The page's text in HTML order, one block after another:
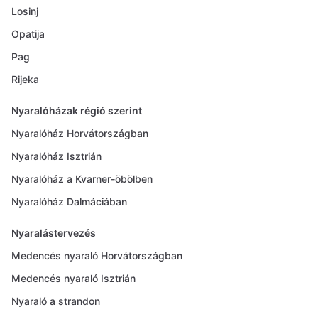
Losinj
Opatija
Pag
Rijeka
Nyaralóházak régió szerint
Nyaralóház Horvátországban
Nyaralóház Isztrián
Nyaralóház a Kvarner-öbölben
Nyaralóház Dalmáciában
Nyaralástervezés
Medencés nyaraló Horvátországban
Medencés nyaraló Isztrián
Nyaraló a strandon